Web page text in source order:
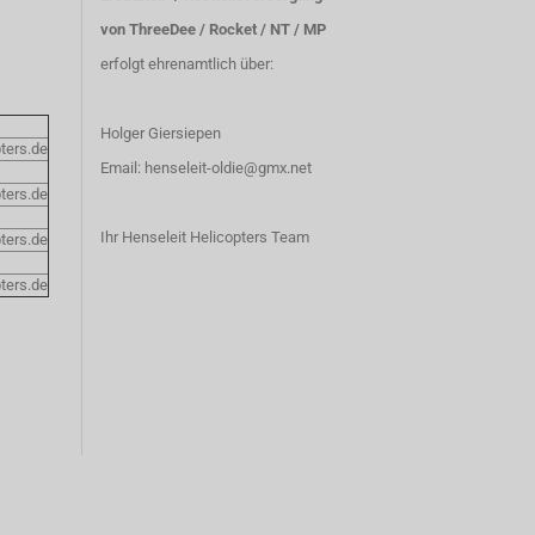
von ThreeDee / Rocket / NT / MP
erfolgt ehrenamtlich über:
Holger Giersiepen
Email: henseleit-oldie@gmx.net
Ihr Henseleit Helicopters Team